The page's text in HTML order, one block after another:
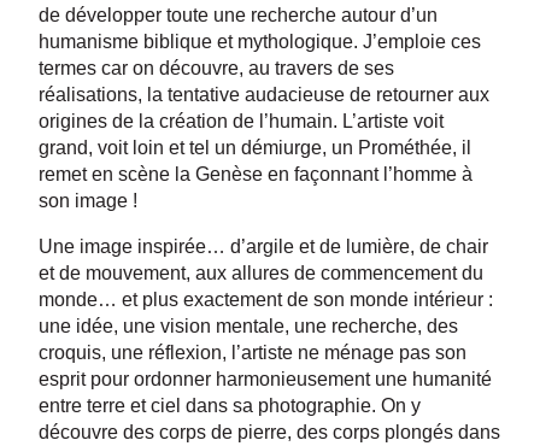
de développer toute une recherche autour d’un
humanisme biblique et mythologique. J’emploie ces
termes car on découvre, au travers de ses
réalisations, la tentative audacieuse de retourner aux
origines de la création de l’humain. L’artiste voit
grand, voit loin et tel un démiurge, un Prométhée, il
remet en scène la Genèse en façonnant l’homme à
son image !
Une image inspirée… d’argile et de lumière, de chair
et de mouvement, aux allures de commencement du
monde… et plus exactement de son monde intérieur :
une idée, une vision mentale, une recherche, des
croquis, une réflexion, l’artiste ne ménage pas son
esprit pour ordonner harmonieusement une humanité
entre terre et ciel dans sa photographie. On y
découvre des corps de pierre, des corps plongés dans